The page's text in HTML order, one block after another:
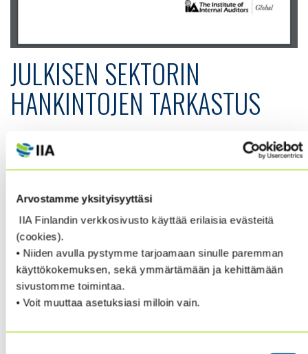
Arvostamme yksityisyyttäsi
IIA Finlandin verkkosivusto käyttää erilaisia evästeitä
(cookies).
• Niiden avulla pystymme tarjoamaan sinulle paremman
käyttökokemuksen, sekä ymmärtämään ja kehittämään
sivustomme toimintaa.
• Voit muuttaa asetuksiasi milloin vain.
JULKISEN SEKTORIN
HANKINTOJEN TARKASTUS
PRACTICE GUIDE: AUDITING PROCUREMENT
IN THE PUBLIC SECTOR –RECOMMENDED
GUIDANCE
This practice guide will help auditors understand
public procurement, improve existing procurement
processes, and offer advisory services that help
organizations plan new procurements.Within the
public sector, procurement is a huge expense funded